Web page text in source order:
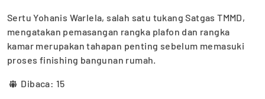
Sertu Yohanis Warlela, salah satu tukang Satgas TMMD,
mengatakan pemasangan rangka plafon dan rangka
kamar merupakan tahapan penting sebelum memasuki
proses finishing bangunan rumah.
Dibaca: 15